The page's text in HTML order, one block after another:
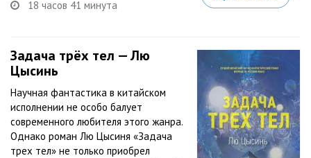
18 часов 41 минута
Задача трёх тел — Лю
Цысинь
Научная фантастика в китайском
исполнении не особо балует
современного любителя этого жанра.
Однако роман Лю Цысиня «Задача
трех тел» не только приобрел